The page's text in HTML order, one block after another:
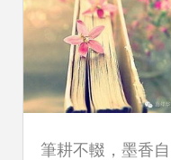
文藝創作走向世界
筆耕不輟，墨香自